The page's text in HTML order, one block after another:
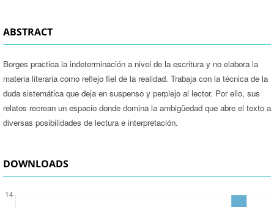
ABSTRACT
Borges practica la indeterminación a nivel de la escritura y no elabora la
materia literaria como reflejo fiel de la realidad. Trabaja con la técnica de la
duda sistemática que deja en suspenso y perplejo al lector. Por ello, sus
relatos recrean un espacio donde domina la ambigüedad que abre el texto a
diversas posibilidades de lectura e interpretación.
DOWNLOADS